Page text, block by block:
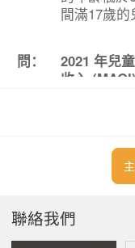
間滿17歲的
問：
2021 年兒
收入
另外，兒
MAGI）的
收抵免
（對於
報
聯絡我們